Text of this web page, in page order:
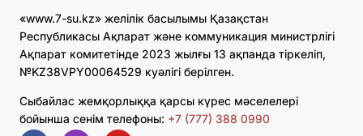
«www.7-su.kz» желілік басылымы Қазақстан
Республикасы Ақпарат және коммуникация министрлігі
Ақпарат комитетінде 2023 жылғы 13 ақпанда тіркеліп,
№KZ38VPY00064529 куәлігі берілген.
Сыбайлас жемқорлыққа қарсы күрес мәселелері
бойынша сенім телефоны: +7 (777) 388 0990